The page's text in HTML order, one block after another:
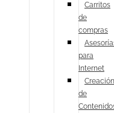
Carritos
de
compras
para
Internet
Creación
de